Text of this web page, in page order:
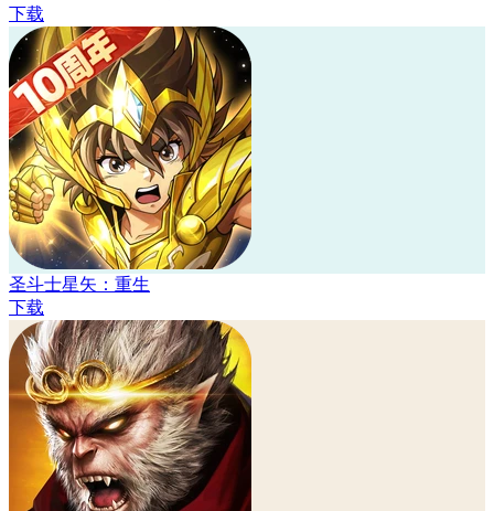
下载
圣斗士星矢：重生
下载